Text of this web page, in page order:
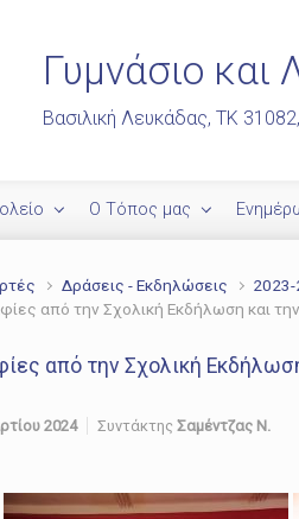
Γυμνάσιο και
Βασιλική Λευκάδας, ΤΚ
Ο Τόπος μας
Δράσεις - Εκδηλώσεις
από την Σχολική Εκδήλωση και
από την Σχολική
2024 Συντάκτης Σαμέντζας Ν.